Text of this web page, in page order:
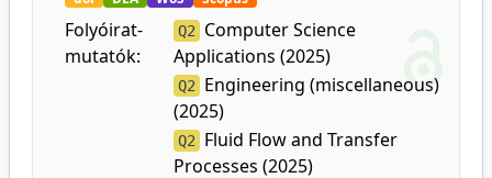
Folyóirat-
mutatók:
Q2
Computer Science
Applications (2025)
Q2
Engineering (miscellaneous)
(2025)
Q2
Fluid Flow and Transfer
Processes (2025)